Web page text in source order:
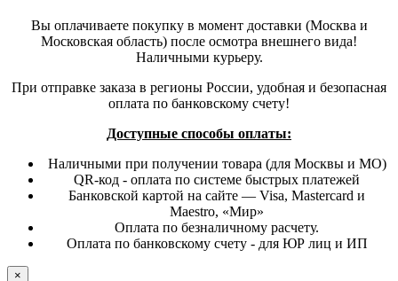
Вы оплачиваете покупку в момент доставки (Москва и
Московская область) после осмотра внешнего вида!
Наличными курьеру.
При отправке заказа в регионы России, удобная и безопасная
оплата по банковскому счету!
Доступные способы оплаты:
Наличными при получении товара (для Москвы и МО)
QR-код - оплата по системе быстрых платежей
Банковской картой на сайте — Visa, Mastercard и
Maestro, «Мир»
Оплата по безналичному расчету.
Оплата по банковскому счету - для ЮР лиц и ИП
×